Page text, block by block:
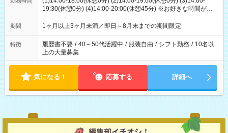
19:30(休憩0分) (4)14:00-20:00(休憩45分) ※お好きな時間が選べ
ます
期間 1ヶ月以上3ヶ月未満／即日～8月末までの期間限定
特徴 履歴書不要 / 40～50代活躍中 / 服装自由 / シフト勤務 / 10名以
上の大量募集
気になる！ 応募する 詳細へ